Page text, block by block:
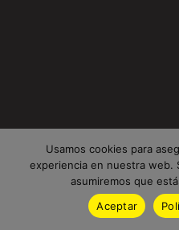
Usamos cookies para
experiencia en nuestra web.
asumiremos que
Aceptar